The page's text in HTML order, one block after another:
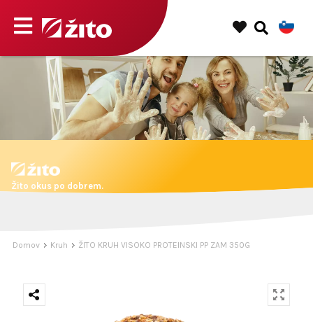
Žito okus po dobrem.
Domov Kruh ŽITO KRUH VISOKO PROTEINSKI PP ZAM 350G